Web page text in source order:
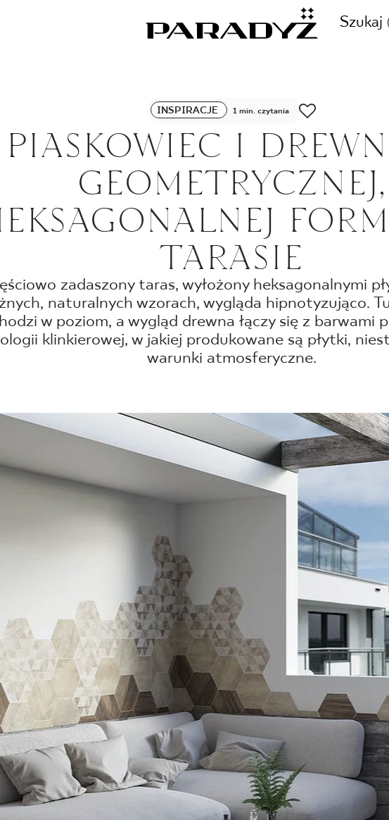
Szukaj
ZADZWOŃ DO NAS
+48
SKLEP INTERNETOWY
44 736
FOLLOW US
INSPIRACJE 1 min. czytania
PIASKOWIEC I
GEOMETRYCZNEJ,
TARASIE
zadaszony taras, wyłożony heksagonalnymi
naturalnych wzorach, wygląda hipnotyzująco.
w poziom, a wygląd drewna łączy się z barwami
klinkierowej, w jakiej produkowane są płytki,
warunki atmosferyczne.